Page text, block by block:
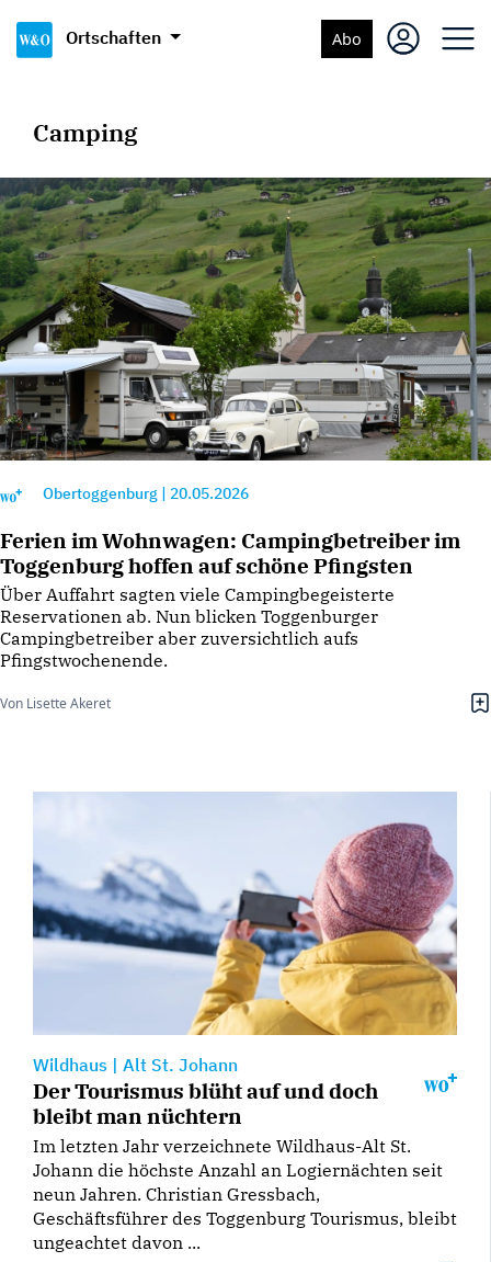
Ortschaften Abo
Camping
Obertoggenburg 20.05.2026
Ferien im Wohnwagen: Campingbetreiber im
Toggenburg hoffen auf schöne Pfingsten
Über Auffahrt sagten viele Campingbegeisterte
Reservationen ab. Nun blicken Toggenburger
Campingbetreiber aber zuversichtlich aufs
Pfingstwochenende.
Von Lisette Akeret
Wildhaus | Alt St. Johann
Der Tourismus blüht auf und doch
bleibt man nüchtern
Im letzten Jahr verzeichnete Wildhaus-Alt St.
Johann die höchste Anzahl an Logiernächten seit
neun Jahren. Christian Gressbach,
Geschäftsführer des Toggenburg Tourismus, bleibt
ungeachtet davon ...